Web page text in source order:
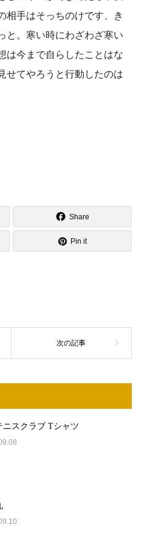
相手はそっちのけです、き
と。寒い時にわざわざ寒い
は今まで自らしたことはな
せてやろうと行動したのは
Share
Pin it
ニスクラブ Tシャツ